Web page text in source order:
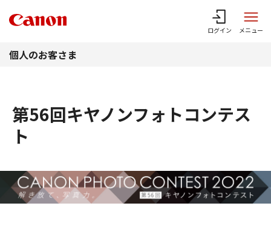
ログイン メニュー
個人のお客さま
第56回キヤノンフォトコンテス
ト